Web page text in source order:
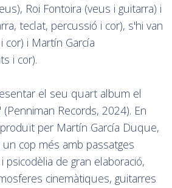
Roi Fontoira (veus i guitarra) i
teclat, percussió i cor), s'hi van
cor) i Martín García
i cor).
el seu quart album el
Records, 2024). En
per Martín García Duque,
cop més amb passatges
psicodèlia de gran elaboració,
cinemàtiques, guitarres